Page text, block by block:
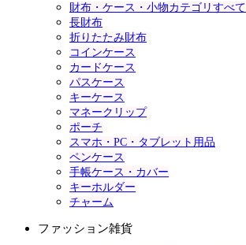
財布・ケース・小物カテゴリすべて
長財布
折りたたみ財布
コインケース
カードケース
パスケース
キーケース
マネークリップ
ポーチ
スマホ・PC・タブレット用品
ペンケース
手帳ケース・カバー
キーホルダー
チャーム
ファッション雑貨